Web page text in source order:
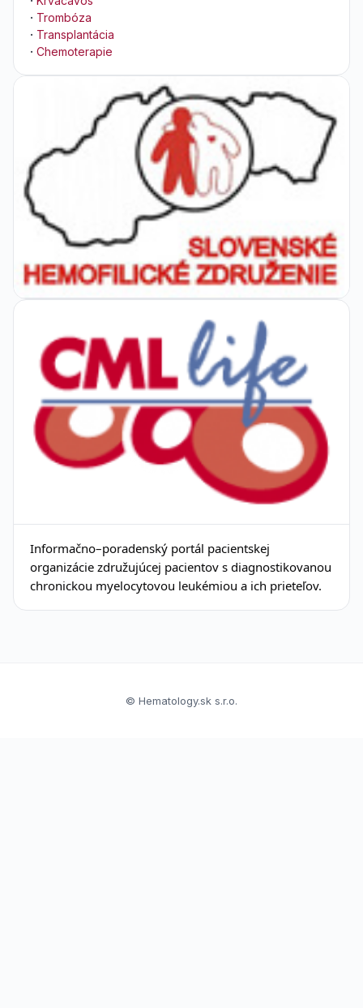
· Trombóza
· Transplantácia
· Chemoterapie
Informačno–poradenský portál pacientskej
organizácie združujúcej pacientov s diagnostikovanou
chronickou myelocytovou leukémiou a ich prieteľov.
© Hematology.sk s.r.o.